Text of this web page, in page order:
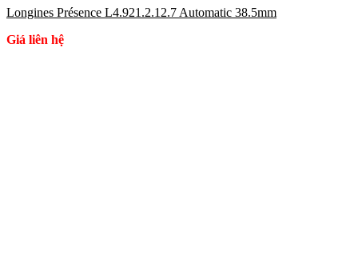
Longines Présence L4.921.2.12.7 Automatic 38.5mm
Giá liên hệ